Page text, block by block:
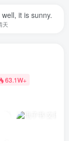
it is sunny.
天
63.1W+